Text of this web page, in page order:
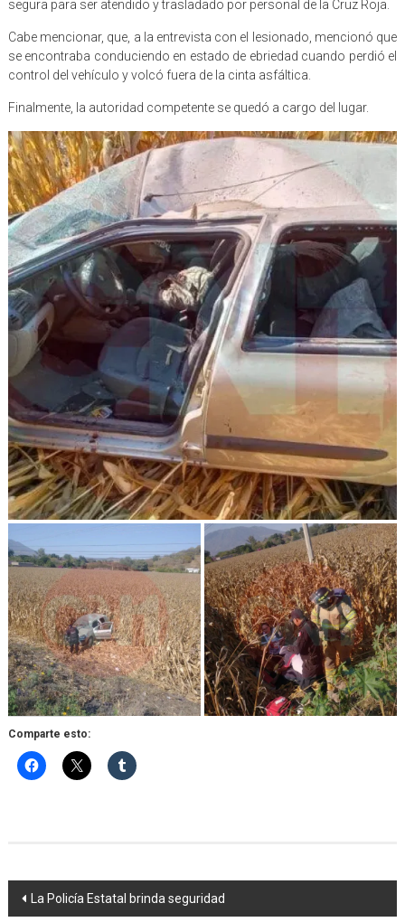
segura para ser atendido y trasladado por personal de la Cruz Roja.
Cabe mencionar, que, a la entrevista con el lesionado, mencionó que
se encontraba conduciendo en estado de ebriedad cuando perdió el
control del vehículo y volcó fuera de la cinta asfáltica.
Finalmente, la autoridad competente se quedó a cargo del lugar.
Comparte esto:
Navegación
La Policía Estatal brinda seguridad